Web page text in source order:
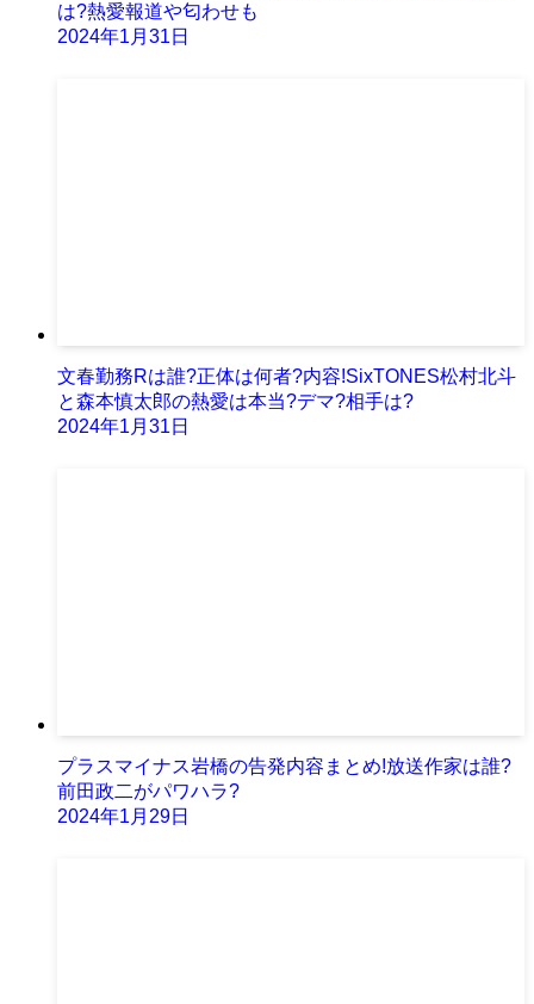
は?熱愛報道や匂わせも
2024年1月31日
文春勤務Rは誰?正体は何者?内容!SixTONES松村北斗
と森本慎太郎の熱愛は本当?デマ?相手は?
2024年1月31日
プラスマイナス岩橋の告発内容まとめ!放送作家は誰?
前田政二がパワハラ?
2024年1月29日